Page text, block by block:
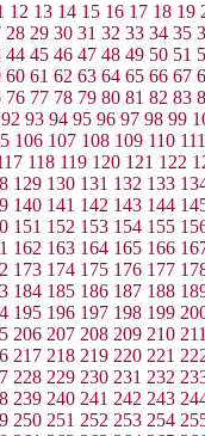
12 13 14 15 16 17 18 19
28 29 30 31 32 33 34 35
44 45 46 47 48 49 50 51
60 61 62 63 64 65 66 67
76 77 78 79 80 81 82 83
92 93 94 95 96 97 98 99
106 107 108 109 110 111
118 119 120 121 122
129 130 131 132 133
140 141 142 143 144
151 152 153 154 155
162 163 164 165 166
173 174 175 176 177
184 185 186 187 188
195 196 197 198 199
206 207 208 209 210
217 218 219 220 221
228 229 230 231 232
239 240 241 242 243
250 251 252 253 254